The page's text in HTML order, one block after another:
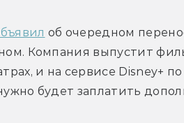
об очередном
Компания выпустит
и на сервисе Disney+
будет заплатить